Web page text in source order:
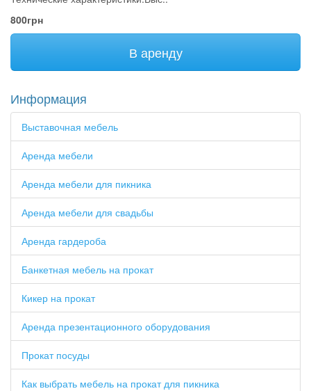
800грн
В аренду
Информация
Выставочная мебель
Аренда мебели
Аренда мебели для пикника
Аренда мебели для свадьбы
Аренда гардероба
Банкетная мебель на прокат
Кикер на прокат
Аренда презентационного оборудования
Прокат посуды
Как выбрать мебель на прокат для пикника